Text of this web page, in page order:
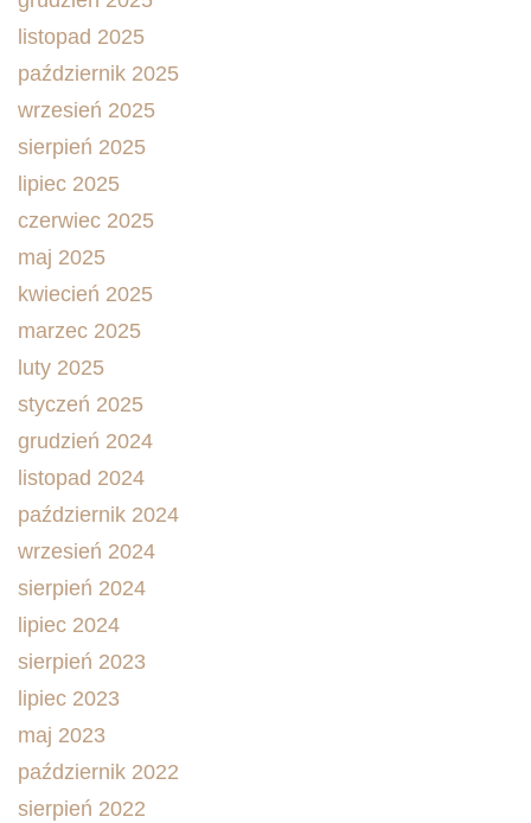
listopad 2025
październik 2025
wrzesień 2025
sierpień 2025
lipiec 2025
czerwiec 2025
maj 2025
kwiecień 2025
marzec 2025
luty 2025
styczeń 2025
grudzień 2024
listopad 2024
październik 2024
wrzesień 2024
sierpień 2024
lipiec 2024
sierpień 2023
lipiec 2023
maj 2023
październik 2022
sierpień 2022